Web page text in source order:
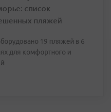
список
пляжей
19 пляжей в 6
для комфортного и